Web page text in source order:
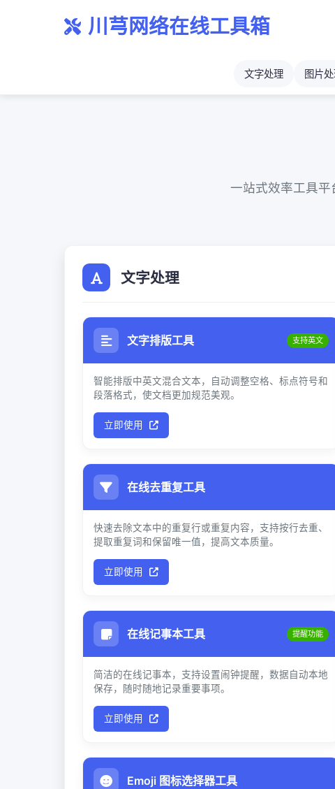
川芎网络在线工具箱
文字处理 图片
一站式效率工具
文字处理
文字排版工具 支持英文
智能排版中英文混合文本，自动调整空格、标点符号和
段落格式，使文档更加规范美观。
立即使用
在线去重复工具
快速去除文本中的重复行或重复内容，支持按行去重、
提取重复词和保留唯一值，提高文本质量。
立即使用
在线记事本工具 提醒功能
简洁的在线记事本，支持设置闹钟提醒，数据自动本地
保存，随时随地记录重要事项。
立即使用
Emoji 图标选择器工具